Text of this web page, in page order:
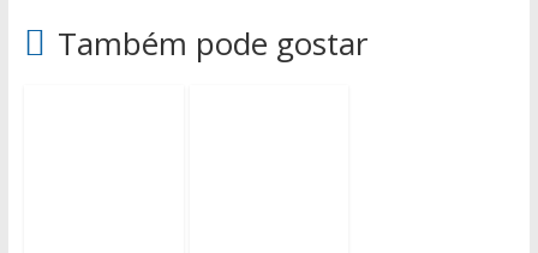
Também pode gostar